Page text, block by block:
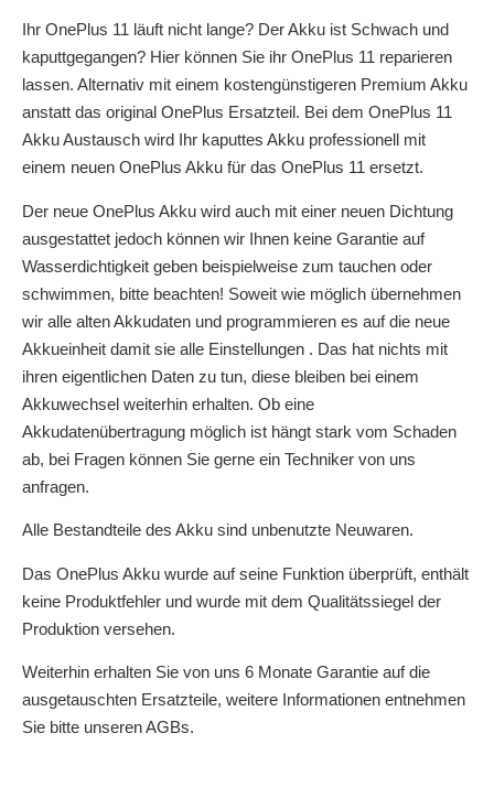
Ihr OnePlus 11 läuft nicht lange? Der Akku ist Schwach und
kaputtgegangen? Hier können Sie ihr OnePlus 11 reparieren
lassen. Alternativ mit einem kostengünstigeren Premium Akku
anstatt das original OnePlus Ersatzteil. Bei dem OnePlus 11
Akku Austausch wird Ihr kaputtes Akku professionell mit
einem neuen OnePlus Akku für das OnePlus 11 ersetzt.
Der neue OnePlus Akku wird auch mit einer neuen Dichtung
ausgestattet jedoch können wir Ihnen keine Garantie auf
Wasserdichtigkeit geben beispielweise zum tauchen oder
schwimmen, bitte beachten! Soweit wie möglich übernehmen
wir alle alten Akkudaten und programmieren es auf die neue
Akkueinheit damit sie alle Einstellungen . Das hat nichts mit
ihren eigentlichen Daten zu tun, diese bleiben bei einem
Akkuwechsel weiterhin erhalten. Ob eine
Akkudatenübertragung möglich ist hängt stark vom Schaden
ab, bei Fragen können Sie gerne ein Techniker von uns
anfragen.
Alle Bestandteile des Akku sind unbenutzte Neuwaren.
Das OnePlus Akku wurde auf seine Funktion überprüft, enthält
keine Produktfehler und wurde mit dem Qualitätssiegel der
Produktion versehen.
Weiterhin erhalten Sie von uns 6 Monate Garantie auf die
ausgetauschten Ersatzteile, weitere Informationen entnehmen
Sie bitte unseren AGBs.